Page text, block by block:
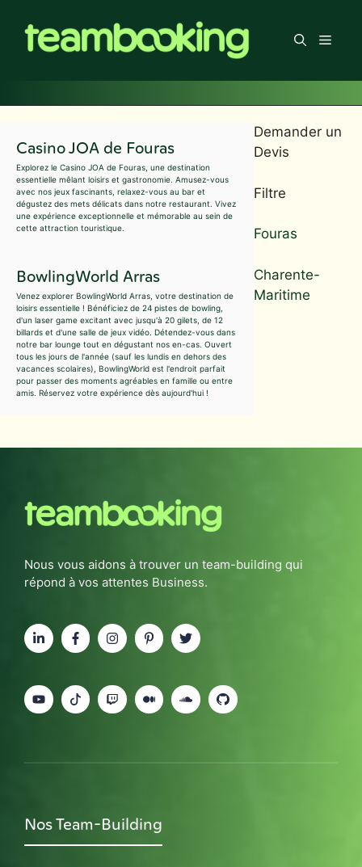
contenu
Menu
Casino JOA de Fouras
Explorez le Casino JOA de Fouras, une destination
essentielle mêlant loisirs et gastronomie. Amusez-vous
avec nos jeux fascinants, relaxez-vous au bar et
dégustez des mets délicats dans notre restaurant. Vivez
une expérience exceptionnelle et mémorable au sein de
cette attraction touristique.
BowlingWorld Arras
Venez explorer BowlingWorld Arras, votre destination de
loisirs essentielle ! Bénéficiez de 24 pistes de bowling,
d'un laser game excitant avec jusqu'à 20 gilets, de 12
billards et d'une salle de jeux vidéo. Détendez-vous dans
notre bar lounge tout en dégustant nos en-cas. Ouvert
tous les jours de l'année (sauf les lundis en dehors des
vacances scolaires), BowlingWorld est l'endroit parfait
pour passer des moments agréables en famille ou entre
amis. Réservez votre expérience dès aujourd'hui !
Demander un
Devis
Filtre
Fouras
Charente-
Maritime
Nous vous aidons à trouver un team-building qui
répond à vos attentes Business.
Nos Team-Building